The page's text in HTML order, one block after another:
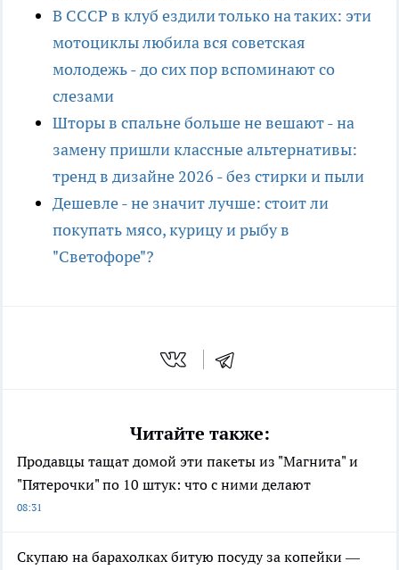
В СССР в клуб ездили только на таких: эти
мотоциклы любила вся советская
молодежь - до сих пор вспоминают со
слезами
Шторы в спальне больше не вешают - на
замену пришли классные альтернативы:
тренд в дизайне 2026 - без стирки и пыли
Дешевле - не значит лучше: стоит ли
покупать мясо, курицу и рыбу в
"Светофоре"?
Читайте также:
Продавцы тащат домой эти пакеты из "Магнита" и
"Пятерочки" по 10 штук: что с ними делают
08:31
Скупаю на барахолках битую посуду за копейки —